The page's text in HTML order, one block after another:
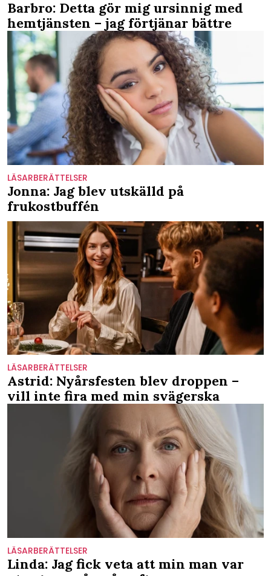
Barbro: Detta gör mig ursinnig med
hemtjänsten – jag förtjänar bättre
LÄSARBERÄTTELSER
Jonna: Jag blev utskälld på
frukostbuffén
LÄSARBERÄTTELSER
Astrid: Nyårsfesten blev droppen –
vill inte fira med min svägerska
LÄSARBERÄTTELSER
Linda: Jag fick veta att min man var